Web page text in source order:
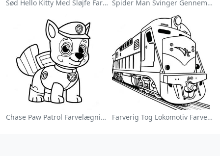
Sød Hello Kitty Med Sløjfe Farvelægningsside Spider Man Svinger Gennem Byen Farvelægningsside
Chase Paw Patrol Farvelægningsside Farverig Tog Lokomotiv Farvelægningsside